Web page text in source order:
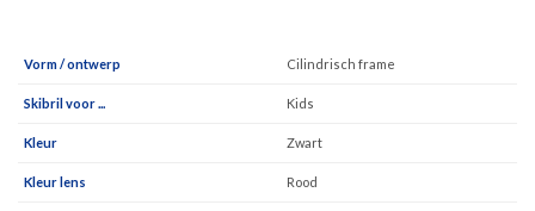
Vorm / ontwerp Cilindrisch frame
Skibril voor ... Kids
Kleur Zwart
Kleur lens Rood